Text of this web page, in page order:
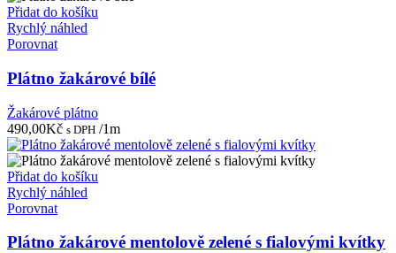
Přidat do košíku
Rychlý náhled
Porovnat
Plátno žakárové bílé
Žakárové plátno
490,00Kč s DPH /1m
Přidat do košíku
Rychlý náhled
Porovnat
Plátno žakárové mentolově zelené s fialovými kvítky